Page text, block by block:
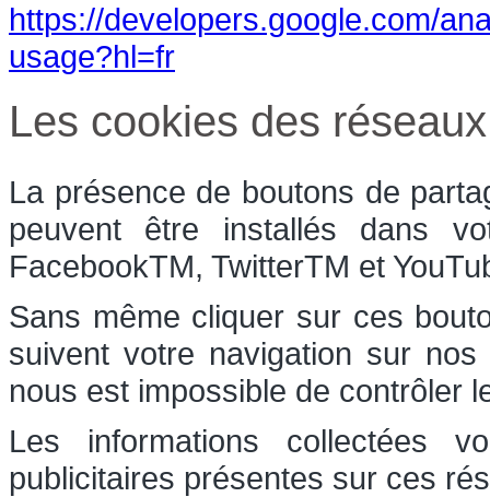
https://developers.google.com/
usage?hl=fr
Les cookies des
La présence de boutons de
peuvent être installés dans
FacebookTM, TwitterTM et
Sans même cliquer sur ces
suivent votre navigation sur
nous est impossible de contrôler
Les informations collectées
publicitaires présentes sur ces